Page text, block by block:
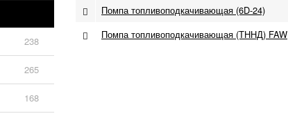
Помпа топливоподкачивающая (6D-24)
Помпа топливоподкачивающая (ТННД) FAW
238
265
168